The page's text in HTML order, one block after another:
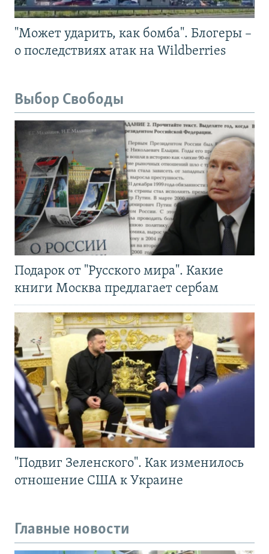
"Может ударить, как бомба". Блогеры –
о последствиях атак на Wildberries
Выбор Свободы
Подарок от "Русского мира". Какие
книги Москва предлагает сербам
"Подвиг Зеленского". Как изменилось
отношение США к Украине
Главные новости